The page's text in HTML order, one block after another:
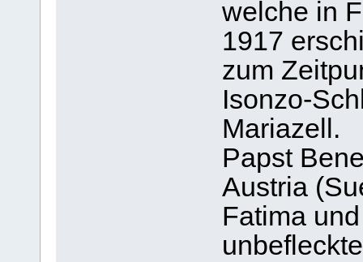
welche in
1917
zum
Isonzo-
Mariazell.
Papst
Austria
Fatima